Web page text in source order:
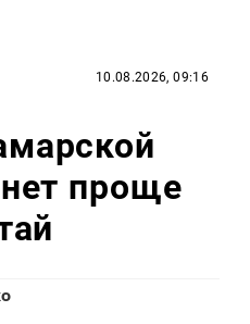
10.08.2026, 09:16
проще